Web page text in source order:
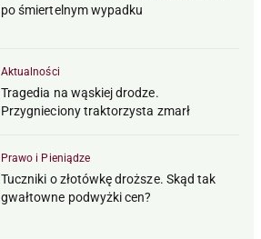
po śmiertelnym wypadku
Aktualności
Tragedia na wąskiej drodze.
Przygnieciony traktorzysta zmarł
Prawo i Pieniądze
Tuczniki o złotówkę droższe. Skąd tak
gwałtowne podwyżki cen?